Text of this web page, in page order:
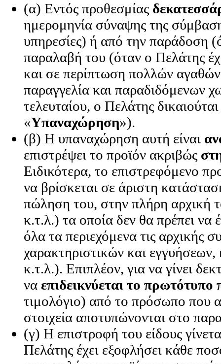
(α) Εντός προθεσμίας
ημερομηνία σύναψης της
υπηρεσίες) ή από την παράδοση
παραλαβή του (όταν ο Πελάτης
και σε περίπτωση πολλών
παραγγελία και παραδιδόμενων
τελευταίου, ο Πελάτης
«Υπαναχώρηση»).
(β) Η υπαναχώρηση αυτή είναι
επιστρέψει το προϊόν ακριβώς
Ειδικότερα, το επιστρεφόμενο
να βρίσκεται σε άριστη
πώληση του, στην πλήρη αρχική
κ.τ.λ.) τα οποία δεν θα πρέπει να
όλα τα περιεχόμενα τις αρχικής
χαρακτηριστικών και
κ.τ.λ.). Επιπλέον, για να γίνει
να επιδεικνύεται το
τιμολόγιο) από το πρόσωπο που
στοιχεία αποτυπώνονται στο
(γ) Η επιστροφή του είδους
Πελάτης έχει εξοφλήσει κάθε